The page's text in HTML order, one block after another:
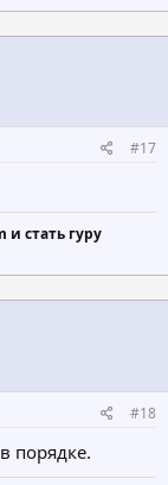
#17
стать гуру
#18
порядке.